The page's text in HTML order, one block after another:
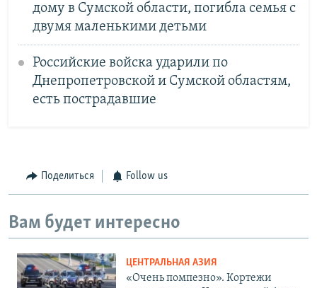
дому в Сумской области, погибла семья с
двумя маленькими детьми
Российские войска ударили по
Днепропетровской и Сумской областям,
есть пострадавшие
Поделиться Follow us
Вам будет интересно
ЦЕНТРАЛЬНАЯ АЗИЯ
«Очень помпезно». Кортежи